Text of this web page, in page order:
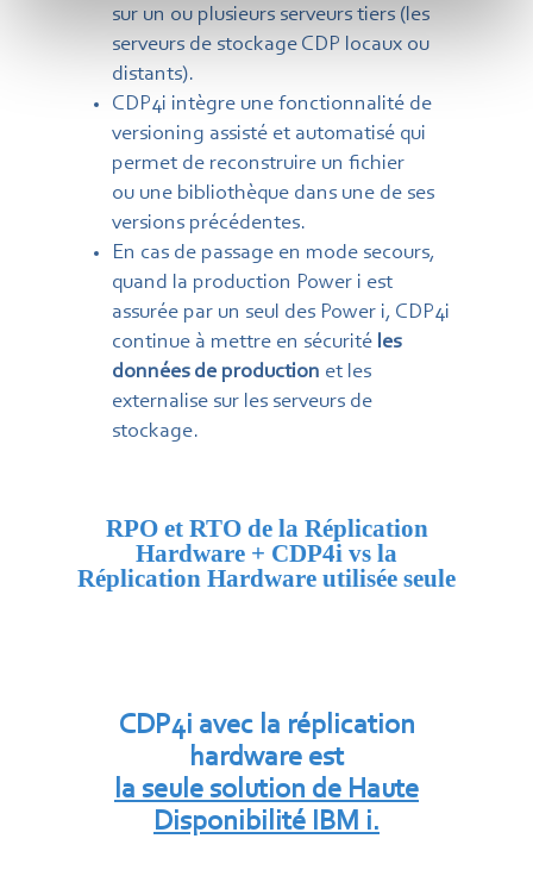
sur un ou plusieurs serveurs tiers (les
serveurs de stockage CDP locaux ou
distants).
CDP4i intègre une fonctionnalité de
versioning assisté et automatisé qui
permet de reconstruire un fichier
ou une bibliothèque dans une de ses
versions précédentes.
En cas de passage en mode secours,
quand la production Power i est
assurée par un seul des Power i, CDP4i
continue à mettre en sécurité les
données de production et les
externalise sur les serveurs de
stockage.
RPO et RTO de la Réplication
Hardware + CDP4i vs la
Réplication Hardware utilisée seule
CDP4i avec la réplication
hardware est
la seule solution de Haute
Disponibilité IBM i.